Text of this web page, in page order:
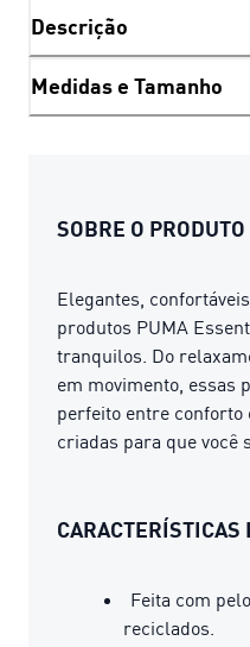
Descrição
Medidas e Tamanho
SOBRE O PRODUTO
Elegantes,
produtos PUMA
tranquilos. Do
em movimento, essas
perfeito entre conforto
criadas para que você
CARACTERÍSTICAS
Feita com
reciclados.